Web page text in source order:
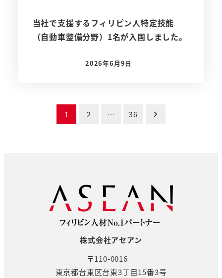
当社で支援するフィリピン人特定技能
（自動車整備分野）1名が入国しました。
投稿日
2026年6月9日
1 2 … 36
株式会社アセアン
〒110-0016
東京都台東区台東3丁目15番3号